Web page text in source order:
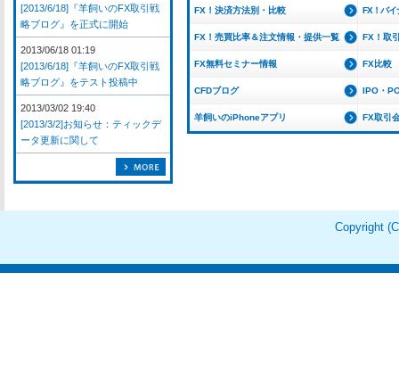
FX！決済方法別・比較 FX！バイ
FX！売買比率＆注文情報・提供一覧 FX！取
FX無料セミナー情報 FX比較
CFDブログ IPO・
羊飼いのiPhoneアプリ FX取引
[2013/6/18]『羊飼いのFX取引戦
略ブログ』を正式に開始
2013/06/18 01:19
[2013/6/18]『羊飼いのFX取引戦
略ブログ』をテスト投稿中
2013/03/02 19:40
[2013/3/2]お知らせ：ティックデ
ータ更新に関して
Copyright